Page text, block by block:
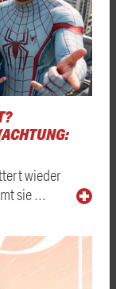
wieder
sie …